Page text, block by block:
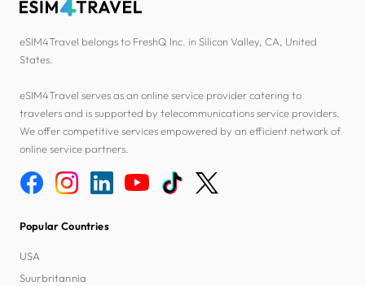
eSIM4Travel belongs to FreshQ Inc. in Silicon Valley, CA, United
States.
eSIM4Travel serves as an online service provider catering to
travelers and is supported by telecommunications service providers.
We offer competitive services empowered by an efficient network of
online service partners.
Popular Countries
USA
Suurbritannia